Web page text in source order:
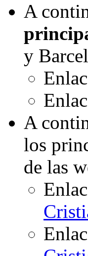
A
y
A
los
de las